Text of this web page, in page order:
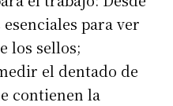
para ver
los sellos;
el dentado de
contienen la